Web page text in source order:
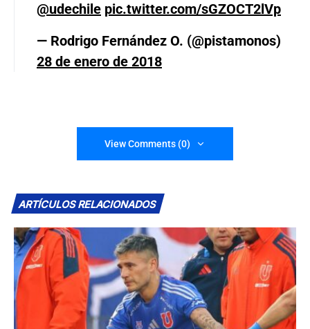
@udechile pic.twitter.com/sGZOCT2lVp
— Rodrigo Fernández O. (@pistamonos)
28 de enero de 2018
View Comments (0)
ARTÍCULOS RELACIONADOS